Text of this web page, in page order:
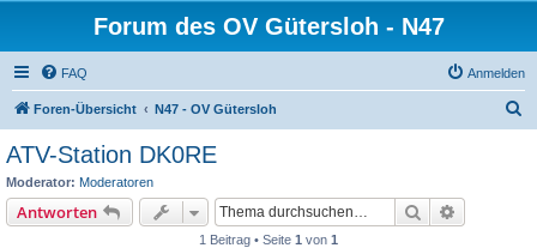
Forum des OV Gütersloh - N47
FAQ Anmelden
Foren-Übersicht N47 - OV Gütersloh
ATV-Station DK0RE
Moderator: Moderatoren
Antworten Suche
1 Beitrag • Seite 1 von 1